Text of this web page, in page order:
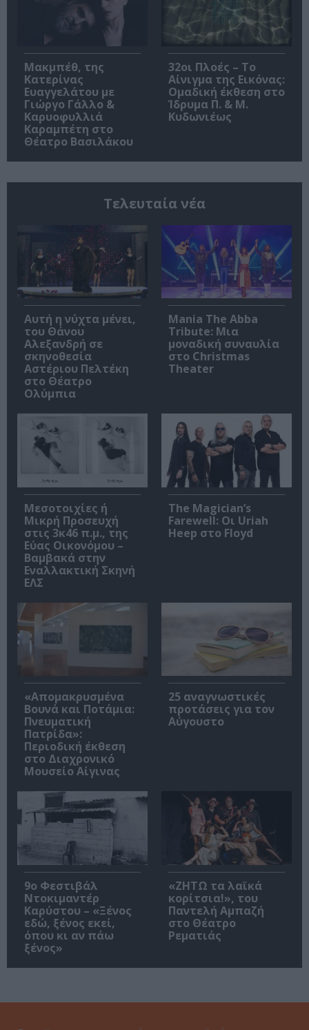
Μακμπέθ, της
Κατερίνας
Ευαγγελάτου με
Γιώργο Γάλλο &
Καρυοφυλλιά
Καραμπέτη στο
Θέατρο Βασιλάκου
32οι Πλοές – Το
Αίνιγμα της Εικόνας:
Ομαδική έκθεση στο
Ίδρυμα Π. & Μ.
Κυδωνιέως
Τελευταία νέα
Αυτή η νύχτα μένει,
του Θάνου
Αλεξανδρή σε
σκηνοθεσία
Αστέριου Πελτέκη
στο Θέατρο
Ολύμπια
Mania The Abba
Tribute: Μια
μοναδική συναυλία
στο Christmas
Theater
Μεσοτοιχίες ή
Μικρή Προσευχή
στις 3κ46 π.μ., της
Εύας Οικονόμου –
Βαμβακά στην
Εναλλακτική Σκηνή
ΕΛΣ
The Magician’s
Farewell: Οι Uriah
Heep στο Floyd
«Απομακρυσμένα
Βουνά και Ποτάμια:
Πνευματική
Πατρίδα»:
Περιοδική έκθεση
στο Διαχρονικό
Μουσείο Αίγινας
25 αναγνωστικές
προτάσεις για τον
Αύγουστο
9ο Φεστιβάλ
Ντοκιμαντέρ
Καρύστου – «Ξένος
εδώ, ξένος εκεί,
όπου κι αν πάω
ξένος»
«ΖΗΤΩ τα λαϊκά
κορίτσια!», του
Παντελή Αμπαζή
στο Θέατρο
Ρεματιάς